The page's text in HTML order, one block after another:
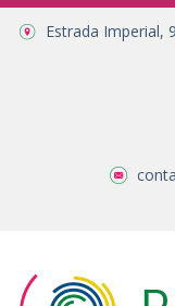
Estrada Imperial,